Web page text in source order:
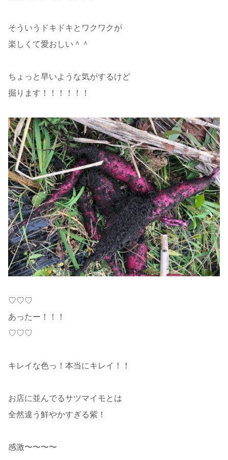
そういうドキドキとワクワクが
楽しくて愛おしい＾＾
ちょっと早いような気がするけど
掘ります！！！！！！
♡♡♡
あったー！！！
♡♡♡
キレイな色っ！本当にキレイ！！
お店に並んでるサツマイモとは
全然違う鮮やかすぎる紫！
感激〜〜〜〜